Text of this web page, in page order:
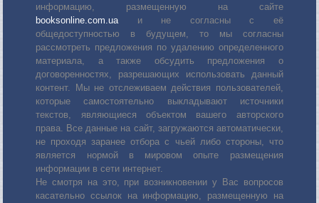
информацию, размещенную на сайте
booksonline.com.ua и не согласны с её
общедоступностью в будущем, то мы согласны
рассмотреть предложения по удалению определенного
материала, а также обсудить предложения о
договоренностях, разрешающих использовать данный
контент. Мы не отслеживаем действия пользователей,
которые самостоятельно выкладывают источники
текстов, являющиеся объектом вашего авторского
права. Все данные на сайт, загружаются автоматически,
не проходя заранее отбора с чьей либо стороны, что
является нормой в мировом опыте размещения
информации в сети интернет.
Не смотря на это, при возникновении у Вас вопросов
касательно ссылок на информацию, размещенную на